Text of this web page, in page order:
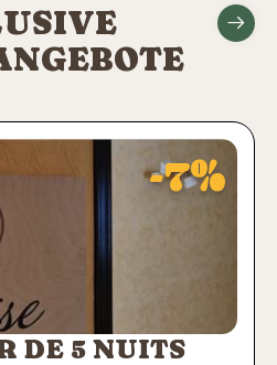
-7%
DE 5 NUITS